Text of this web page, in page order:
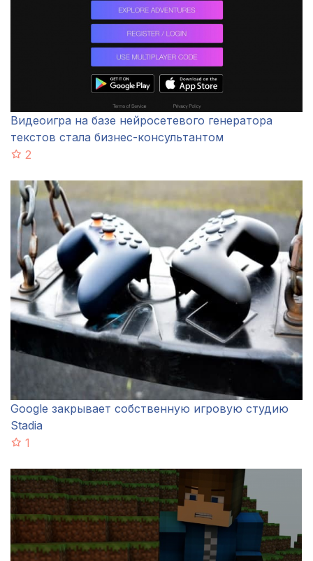
Видеоигра на базе нейросетевого генератора
текстов стала бизнес-консультантом
2
Google закрывает собственную игровую студию
Stadia
1